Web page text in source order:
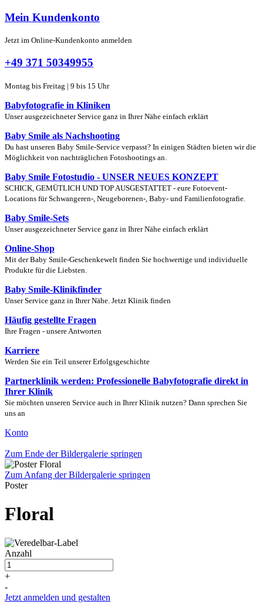
Mein Kundenkonto
Jetzt im Online-Kundenkonto anmelden
+49 371 50349955
Montag bis Freitag | 9 bis 15 Uhr
Babyfotografie in Kliniken
Unser ausgezeichneter Service ganz in Ihrer Nähe einfach erklärt
Baby Smile als Nachshooting
Du hast unseren Baby Smile-Service verpasst? In einigen Städten bieten wir die
Möglichkeit von nachträglichen Fotoshootings an.
Baby Smile Fotostudio - UNSER NEUES KONZEPT
SCHICK, GEMÜTLICH UND TOP AUSGESTATTET - eure Fotoevent-
Locations für Schwangeren-, Neugeborenen-, Baby- und Familienfotografie.
Baby Smile-Sets
Unser ausgezeichneter Service ganz in Ihrer Nähe einfach erklärt
Online-Shop
Mit der Baby Smile-Geschenkewelt finden Sie hochwertige und individuelle
Produkte für die Liebsten.
Baby Smile-Klinikfinder
Unser Service ganz in Ihrer Nähe. Jetzt Klinik finden
Häufig gestellte Fragen
Ihre Fragen - unsere Antworten
Karriere
Werden Sie ein Teil unserer Erfolgsgeschichte
Partnerklinik werden: Professionelle Babyfotografie direkt in
Ihrer Klinik
Sie möchten unseren Service auch in Ihrer Klinik nutzen? Dann sprechen Sie
uns an
Konto
Zum Ende der Bildergalerie springen
Zum Anfang der Bildergalerie springen
Poster
Floral
Anzahl
+
-
Jetzt anmelden und gestalten